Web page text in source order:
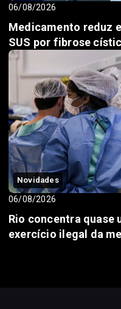
06/08/2026
Medicamento reduz
SUS por fibrose
Novidades
06/08/2026
Rio concentra quase
exercício ilegal da